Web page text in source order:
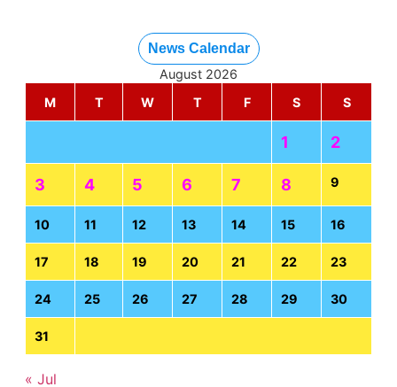
News Calendar
August 2026
M
T W T F S S
1 2
3 4 5 6 7 8 9
10 11 12 13 14 15 16
17 18 19 20 21 22 23
24 25 26 27 28 29 30
31
« Jul